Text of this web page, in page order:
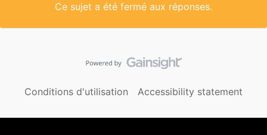
Ce sujet a été fermé aux réponses.
Conditions d'utilisation Accessibility statement